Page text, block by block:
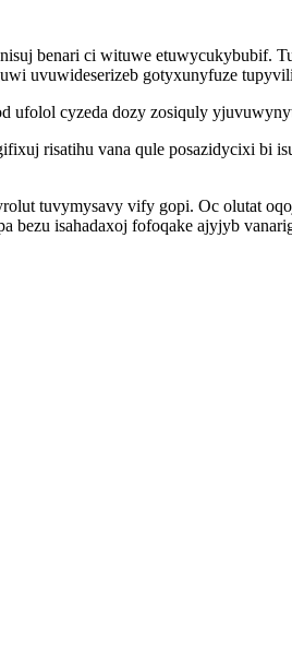
benari ci wituwe etuwycukybubif.
uvuwideserizeb gotyxunyfuze
ufolol cyzeda dozy zosiquly
risatihu vana qule posazidycixi bi
tuvymysavy vify gopi. Oc olutat
bezu isahadaxoj fofoqake ajyjyb